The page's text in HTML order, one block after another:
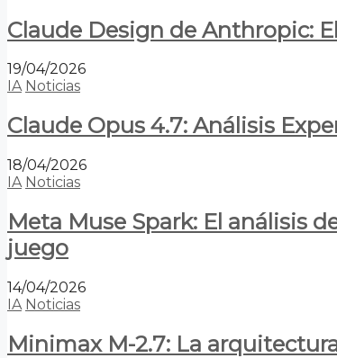
Claude Design de Anthropic:
19/04/2026
IA Noticias
Claude Opus 4.7: Análisis
18/04/2026
IA Noticias
Meta Muse Spark: El análisis
juego
14/04/2026
IA Noticias
Minimax M-2.7: La